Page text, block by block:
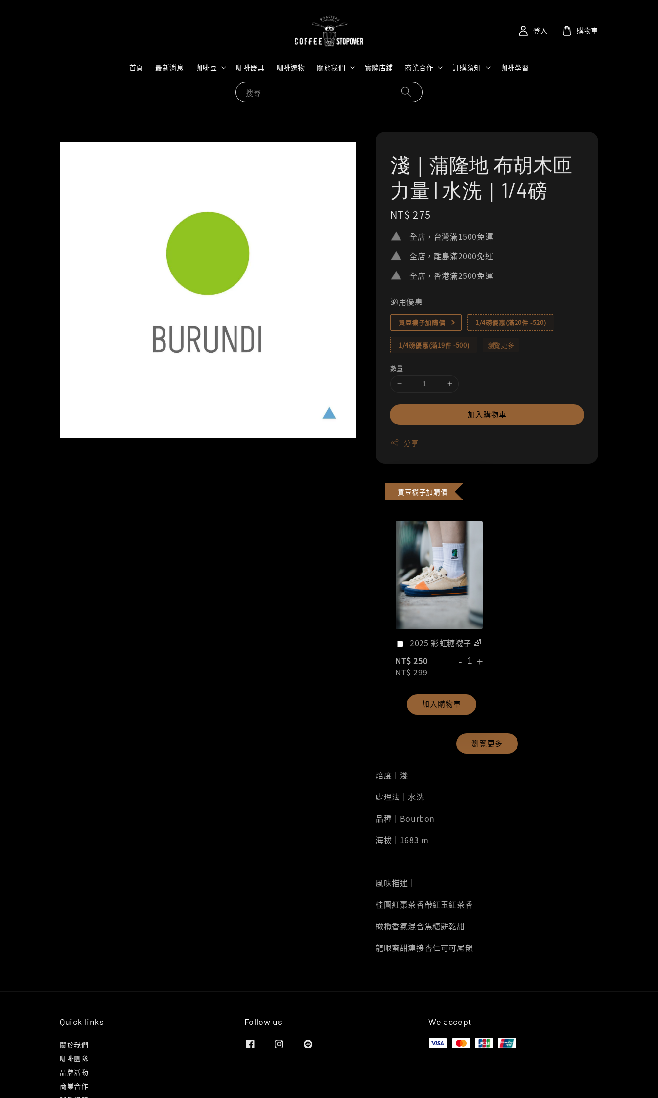
搜尋
首頁 最新消息 咖啡豆 咖啡器具 咖啡選物 關於我們 實體店鋪 商業合作 訂購須知 咖啡學習
登入 購物車
淺｜蒲隆地 布胡木匝
力量 | 水洗｜1/4磅
Regular
price
NT$ 275
全店，台灣滿1500免運
全店，離島滿2000免運
全店，香港滿2500免運
適用優惠
買豆襪子加購價 1/4磅優惠(滿20件 -520)
1/4磅優惠(滿19件 -500) 瀏覽更多
數量
加入購物車
分享
買豆襪子加購價
2025 彩虹糖襪子 🌈
NT$ 250
NT$ 299
- +
加入購物車
瀏覽更多
焙度｜淺
處理法｜水洗
品種｜Bourbon
海拔｜1683 m
風味描述｜
桂圓紅棗茶香帶紅玉紅茶香
橄欖香氣混合焦糖餅乾甜
龍眼蜜甜連接杏仁可可尾韻
Quick links
關於我們
咖啡團隊
品牌活動
商業合作
Follow us We accept